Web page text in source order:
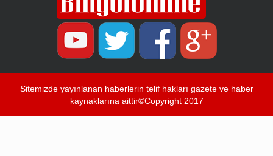
Sitemizde yayınlanan haberlerin telif hakları gazete ve haber
kaynaklarına aittir©Copyright 2017